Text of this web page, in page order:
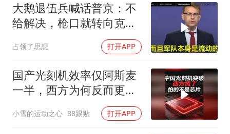
大鹅退伍兵喊话普京：不
给解决，枪口就转向克里
占领了思想 打开APP
国产光刻机效率仅阿斯麦
一半，西方为何反而更
小雪的运动之心 88跟贴 打开APP